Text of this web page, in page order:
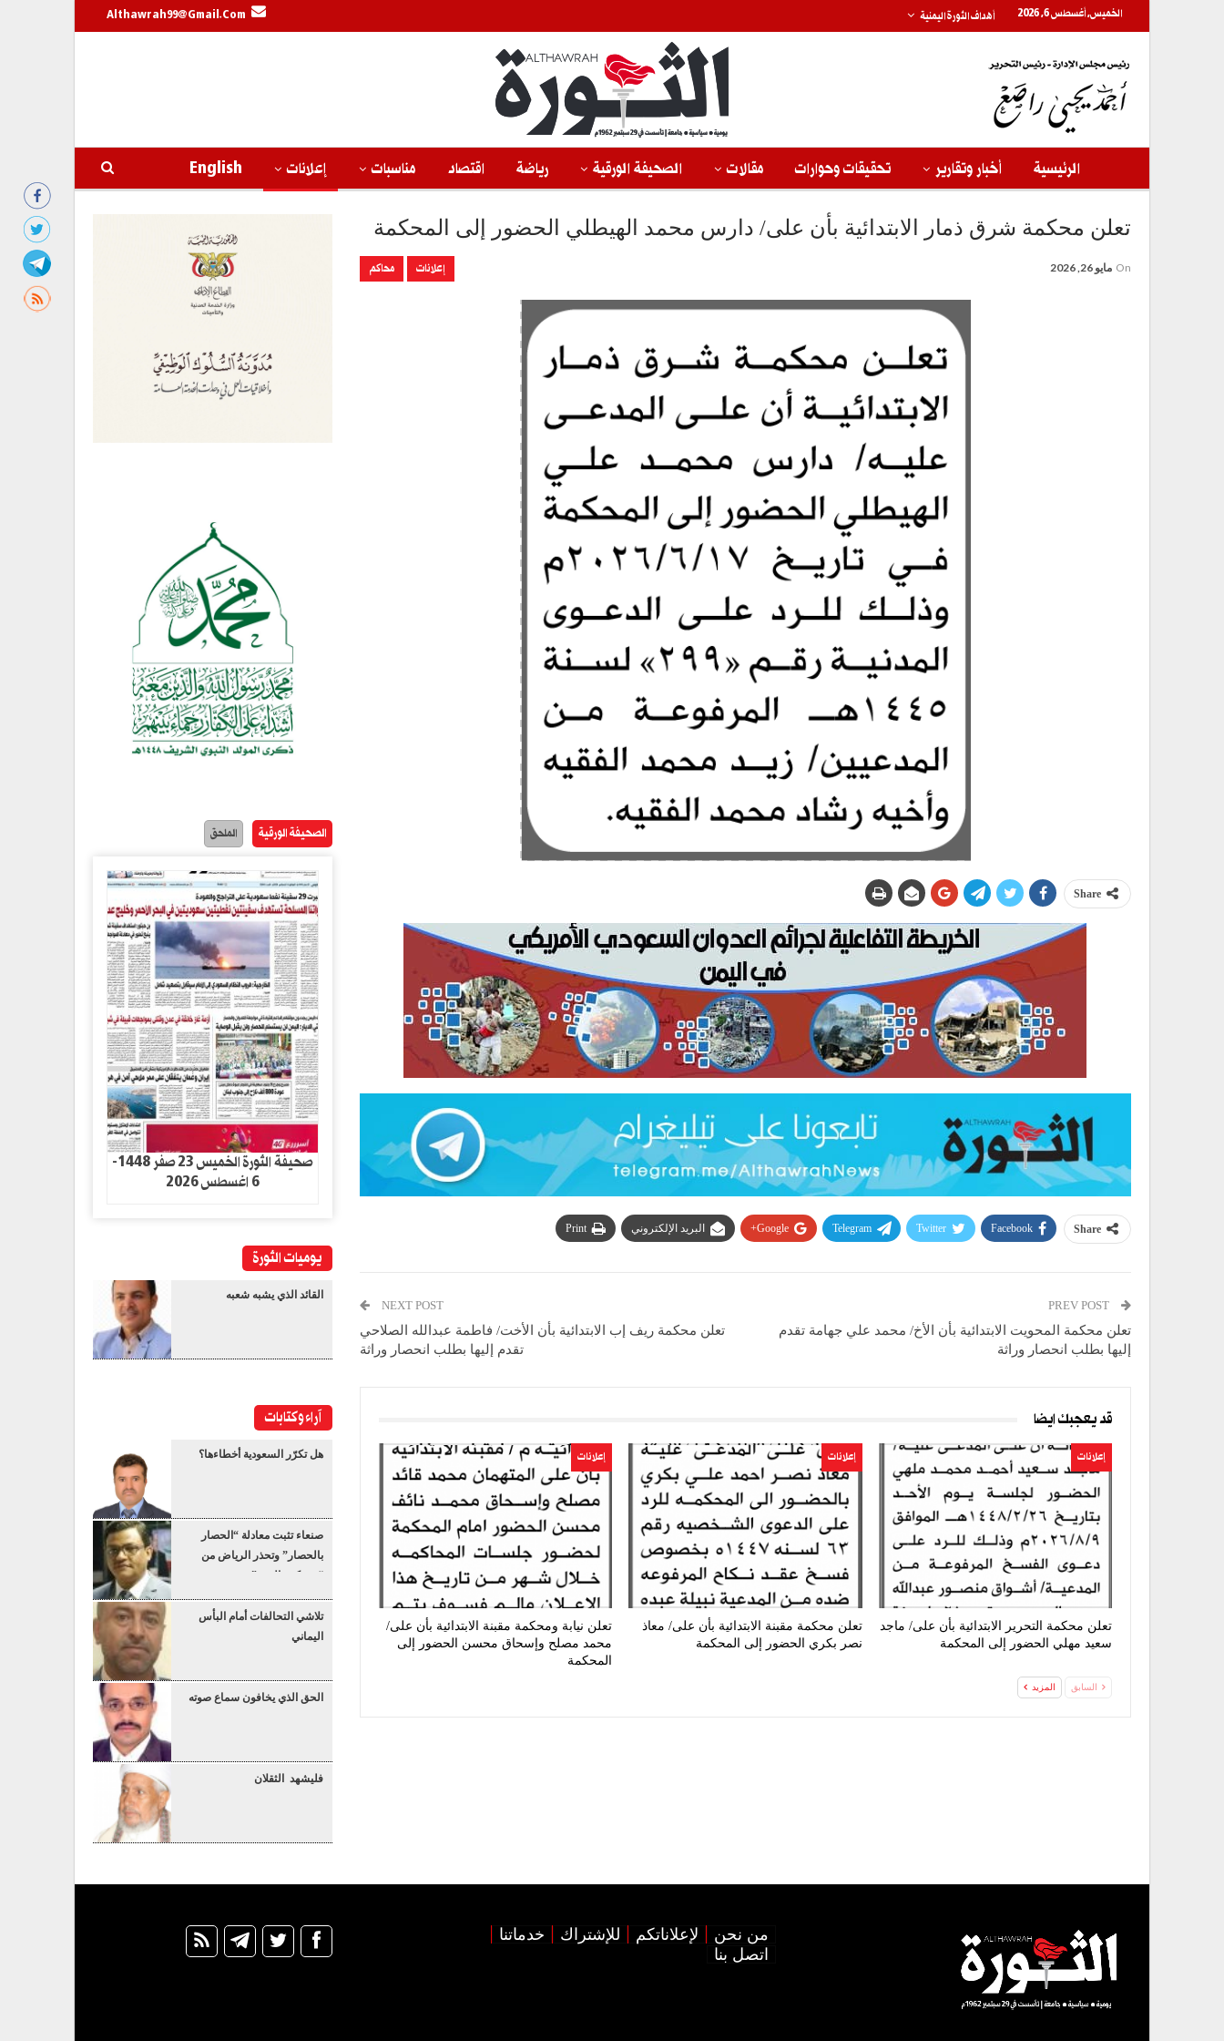
الخميس, أغسطس 6, 2026 أهداف الثورة اليمنية Althawrah99@gmail.com
الرئيسية أخبار وتقارير تحقيقات وحوارات مقالات الصحيفة الورقية رياضة اقتصاد مناسبات إعلانات English
تعلن محكمة شرق ذمار الابتدائية بأن على/ دارس محمد الهيطلي الحضور إلى المحكمة
إعلانات محاكم On مايو 26, 2026
Share
Share
Facebook
Twitter
Telegram
Google+ البريد الإلكتروني Print
تعلن محكمة المحويت الابتدائية بأن الأخ/ محمد علي جهامة تقدم
إليها بطلب انحصار وراثة
NEXT POST
تعلن محكمة ريف إب الابتدائية بأن الأخت/ فاطمة عبدالله الصلاحي
تقدم إليها بطلب انحصار وراثة
قد يعجبك ايضا
إعلانات
تعلن محكمة التحرير الابتدائية بأن على/ ماجد
سعيد مهلي الحضور إلى المحكمة
إعلانات
تعلن محكمة مقبنة الابتدائية بأن على/ معاذ
نصر بكري الحضور إلى المحكمة
إعلانات
تعلن نيابة ومحكمة مقبنة الابتدائية بأن على/
محمد مصلح وإسحاق محسن الحضور إلى
المحكمة
السابق المزيد
الصحيفة الورقية الملحق
صحيفة الثورة الخميس 23 صفر 1448-
6 اغسطس 2026
يوميات الثورة
القائد الذي يشبه شعبه
آراء وكتابات
هل تكرّر السعودية أخطاءها؟
صنعاء تثبت معادلة “الحصار
بالحصار” وتحذر الرياض من
“عسكرة البحر”
تلاشي التحالفات أمام البأس
اليماني
الحق الذي يخافون سماع صوته
فليشهد الثقلان
من نحن لإعلاناتكم للإشتراك
خدماتنا
اتصل بنا